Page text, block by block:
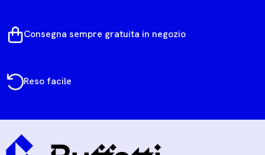
Consegna sempre gratuita in negozio
Reso facile